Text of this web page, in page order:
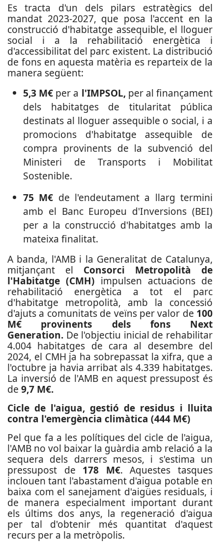
Es tracta d'un dels pilars estratègics del
mandat 2023-2027, que posa l'accent en la
construcció d'habitatge assequible, el lloguer
social i a la rehabilitació energètica i
d'accessibilitat del parc existent. La distribució
de fons en aquesta matèria es reparteix de la
manera següent:
5,3 M€ per a l'IMPSOL,per al finançament
dels habitatges de titularitat pública
destinats al lloguer assequible o social, i a
promocions d'habitatge assequible de
compra provinents de la subvenció del
Ministeri de Transports i Mobilitat
Sostenible.
75 M€ de l'endeutament a llarg termini
amb el Banc Europeu d'Inversions (BEI)
per a la construcció d'habitatges amb la
mateixa finalitat.
A banda, l'AMB i la Generalitat de Catalunya,
mitjançant el Consorci Metropolità de
l'Habitatge (CMH) impulsen actuacions de
rehabilitació energètica a tot el parc
d'habitatge metropolità, amb la concessió
d'ajuts a comunitats de veïns per valor de 100
M€ provinents dels fons Next
Generation. De l'objectiu inicial de rehabilitar
4.004 habitatges de cara al desembre del
2024, el CMH ja ha sobrepassat la xifra, que a
l'octubre ja havia arribat als 4.339 habitatges.
La inversió de l'AMB en aquest pressupost és
de 9,7 M€.
Cicle de l'aigua, gestió de residus i lluita
contra l'emergència climàtica (444 M€)
Pel que fa a les polítiques del cicle de l'aigua,
l'AMB no vol baixar la guàrdia amb relació a la
sequera dels darrers mesos, i s'estima un
pressupost de 178 M€. Aquestes tasques
inclouen tant l'abastament d'aigua potable en
baixa com el sanejament d'aigües residuals, i
de manera especialment important durant
els últims dos anys, la regeneració d'aigua
per tal d'obtenir més quantitat d'aquest
recurs per a la metròpolis.